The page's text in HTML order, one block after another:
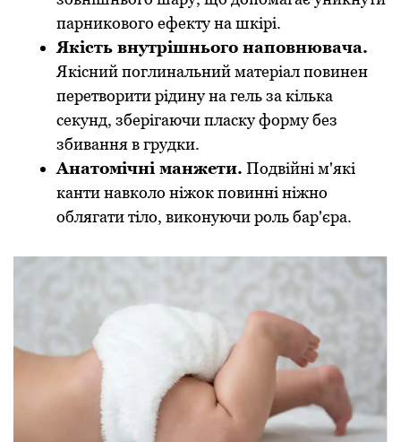
парникового ефекту на шкірі.
Якість внутрішнього наповнювача.
Якісний поглинальний матеріал повинен
перетворити рідину на гель за кілька
секунд, зберігаючи пласку форму без
збивання в грудки.
Анатомічні манжети. Подвійні м'які
канти навколо ніжок повинні ніжно
облягати тіло, виконуючи роль бар'єра.